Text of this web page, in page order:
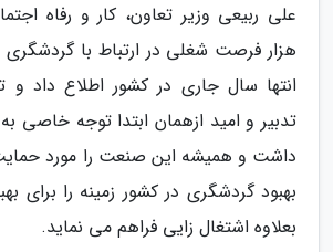
هزار فرصت شغلی در ارتباط با
انتها سال جاری در کشور اطلاع داد
تدبیر و امید ازهمان ابتدا توجه
داشت و همیشه این صنعت را مورد حمایت
بهبود گردشگری در کشور زمینه را برای
بعلاوه اشتغال زایی فراهم می نماید.